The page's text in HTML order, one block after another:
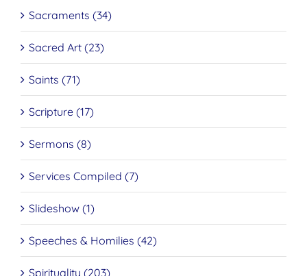
Sacraments (34)
Sacred Art (23)
Saints (71)
Scripture (17)
Sermons (8)
Services Compiled (7)
Slideshow (1)
Speeches & Homilies (42)
Spirituality (203)